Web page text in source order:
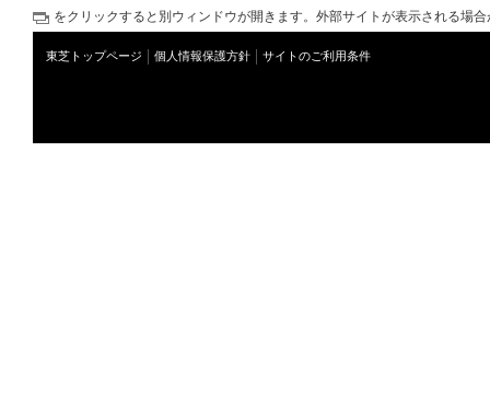
をクリックすると別ウィンドウが開きます。外部サイトが表示される場
東芝トップページ 個人情報保護方針 サイトのご利用条件